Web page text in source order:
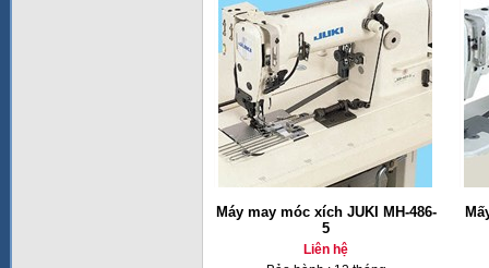
Máy may móc xích JUKI MH-486-
5
Liên hệ